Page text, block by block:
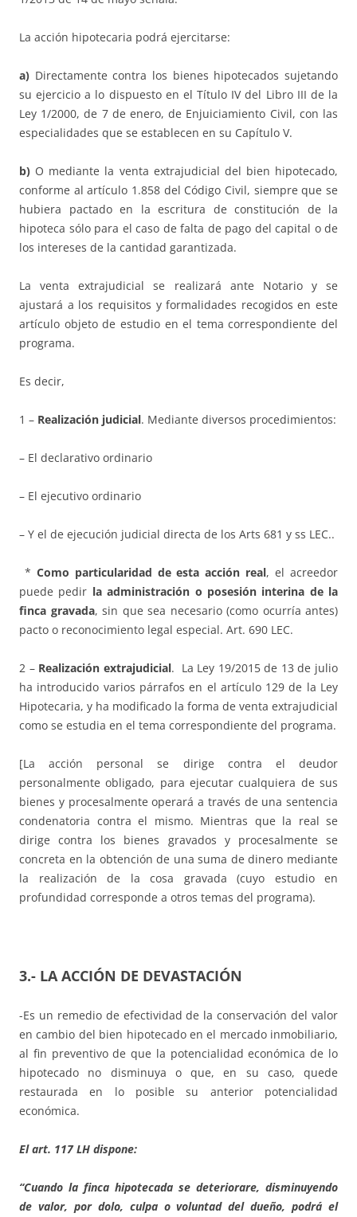
La acción hipotecaria podrá ejercitarse:
a) Directamente contra los bienes hipotecados sujetando
su ejercicio a lo dispuesto en el Título IV del Libro III de la
Ley 1/2000, de 7 de enero, de Enjuiciamiento Civil, con las
especialidades que se establecen en su Capítulo V.
b) O mediante la venta extrajudicial del bien hipotecado,
conforme al artículo 1.858 del Código Civil, siempre que se
hubiera pactado en la escritura de constitución de la
hipoteca sólo para el caso de falta de pago del capital o de
los intereses de la cantidad garantizada.
La venta extrajudicial se realizará ante Notario y se
ajustará a los requisitos y formalidades recogidos en este
artículo objeto de estudio en el tema correspondiente del
programa.
Es decir,
1 – Realización judicial. Mediante diversos procedimientos:
– El declarativo ordinario
– El ejecutivo ordinario
– Y el de ejecución judicial directa de los Arts 681 y ss LEC..
* Como particularidad de esta acción real, el acreedor
puede pedir la administración o posesión interina de la
finca gravada, sin que sea necesario (como ocurría antes)
pacto o reconocimiento legal especial. Art. 690 LEC.
2 – Realización extrajudicial. La Ley 19/2015 de 13 de julio
ha introducido varios párrafos en el artículo 129 de la Ley
Hipotecaria, y ha modificado la forma de venta extrajudicial
como se estudia en el tema correspondiente del programa.
[La acción personal se dirige contra el deudor
personalmente obligado, para ejecutar cualquiera de sus
bienes y procesalmente operará a través de una sentencia
condenatoria contra el mismo. Mientras que la real se
dirige contra los bienes gravados y procesalmente se
concreta en la obtención de una suma de dinero mediante
la realización de la cosa gravada (cuyo estudio en
profundidad corresponde a otros temas del programa).
3.- LA ACCIÓN DE DEVASTACIÓN
-Es un remedio de efectividad de la conservación del valor
en cambio del bien hipotecado en el mercado inmobiliario,
al fin preventivo de que la potencialidad económica de lo
hipotecado no disminuya o que, en su caso, quede
restaurada en lo posible su anterior potencialidad
económica.
El art. 117 LH dispone:
“Cuando la finca hipotecada se deteriorare, disminuyendo
de valor, por dolo, culpa o voluntad del dueño, podrá el